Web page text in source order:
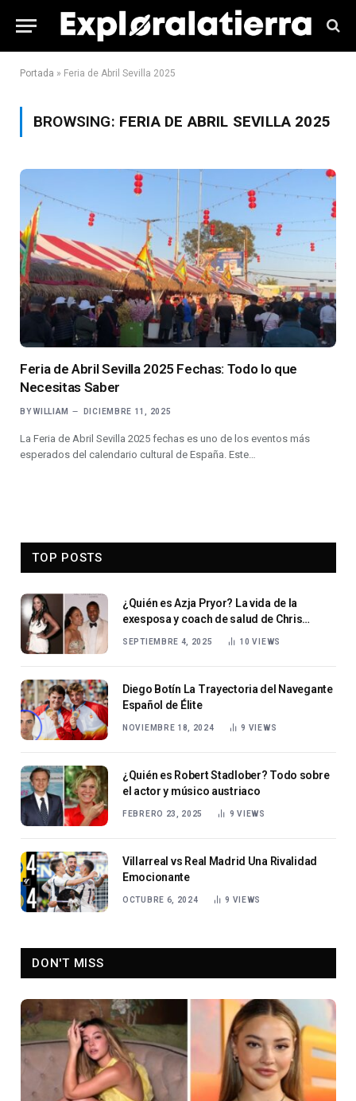
Portada » Feria de Abril Sevilla 2025
BROWSING: FERIA DE ABRIL SEVILLA 2025
Feria de Abril Sevilla 2025 Fechas: Todo lo que
Necesitas Saber
BY WILLIAM DICIEMBRE 11, 2025
La Feria de Abril Sevilla 2025 fechas es uno de los eventos más
esperados del calendario cultural de España. Este…
TOP POSTS
¿Quién es Azja Pryor? La vida de la
exesposa y coach de salud de Chris
SEPTIEMBRE 4, 2025 10VIEWS
Diego Botín La Trayectoria del Navegante
Español de Élite
NOVIEMBRE 18, 2024 9 VIEWS
¿Quién es Robert Stadlober? Todo sobre
el actor y músico austriaco
FEBRERO 23, 2025 9VIEWS
Villarreal vs Real Madrid Una Rivalidad
Emocionante
OCTUBRE 6, 2024 9 VIEWS
DON'T MISS